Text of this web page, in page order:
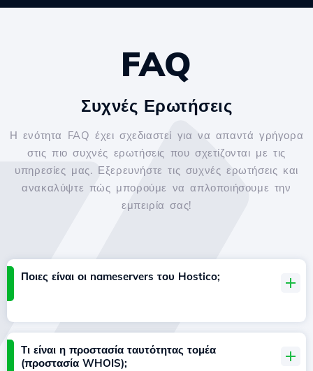
FAQ
Συχνές Ερωτήσεις
Η ενότητα FAQ έχει σχεδιαστεί για να απαντά γρήγορα
στις πιο συχνές ερωτήσεις που σχετίζονται με τις
υπηρεσίες μας. Εξερευνήστε τις συχνές ερωτήσεις και
ανακαλύψτε πώς μπορούμε να απλοποιήσουμε την
εμπειρία σας!
Ποιες είναι οι nameservers του Hostico;
Τι είναι η προστασία ταυτότητας τομέα
(προστασία WHOIS);